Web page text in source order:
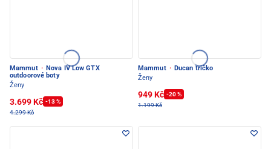
Mammut · Nova IV Low GTX
outdoorové boty
Ženy
3.699 Kč -13 %
4.299 Kč
Mammut · Ducan tričko
Ženy
949 Kč -20 %
1.199 Kč